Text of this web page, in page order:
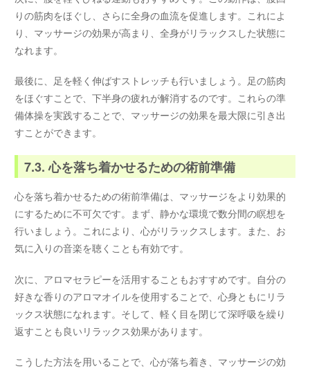
りの筋肉をほぐし、さらに全身の血流を促進します。これによ
り、マッサージの効果が高まり、全身がリラックスした状態に
なれます。
最後に、足を軽く伸ばすストレッチも行いましょう。足の筋肉
をほぐすことで、下半身の疲れが解消するのです。これらの準
備体操を実践することで、マッサージの効果を最大限に引き出
すことができます。
7.3. 心を落ち着かせるための術前準備
心を落ち着かせるための術前準備は、マッサージをより効果的
にするために不可欠です。まず、静かな環境で数分間の瞑想を
行いましょう。これにより、心がリラックスします。また、お
気に入りの音楽を聴くことも有効です。
次に、アロマセラピーを活用することもおすすめです。自分の
好きな香りのアロマオイルを使用することで、心身ともにリラ
ックス状態になれます。そして、軽く目を閉じて深呼吸を繰り
返すことも良いリラックス効果があります。
こうした方法を用いることで、心が落ち着き、マッサージの効